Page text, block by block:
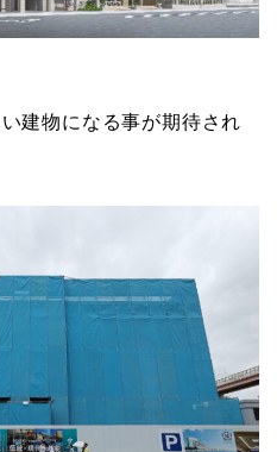
建物になる事が期待され